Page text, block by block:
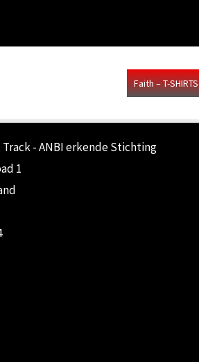
Faith – T-SHIRTS
Track - ANBI erkende Stichting
1